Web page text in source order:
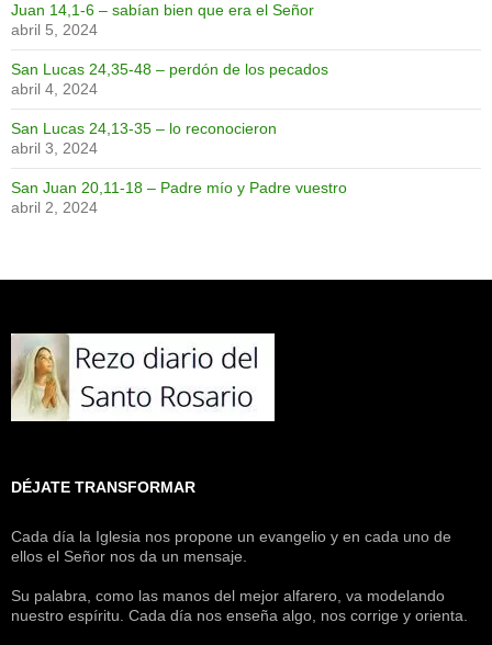
Juan 14,1-6 – sabían bien que era el Señor
abril 5, 2024
San Lucas 24,35-48 – perdón de los pecados
abril 4, 2024
San Lucas 24,13-35 – lo reconocieron
abril 3, 2024
San Juan 20,11-18 – Padre mío y Padre vuestro
abril 2, 2024
DÉJATE TRANSFORMAR
Cada día la Iglesia nos propone un evangelio y en cada uno de
ellos el Señor nos da un mensaje.
Su palabra, como las manos del mejor alfarero, va modelando
nuestro espíritu. Cada día nos enseña algo, nos corrige y orienta.